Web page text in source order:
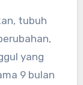
yang
9 bulan